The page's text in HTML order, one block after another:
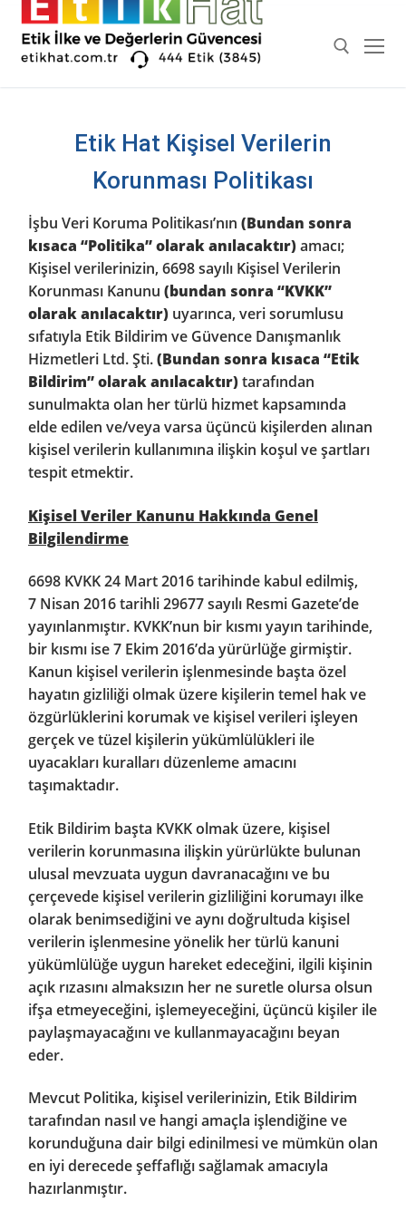
İçeriğe
atla
Etik Hat Kişisel Verilerin
Korunması Politikası
İşbu Veri Koruma Politikası’nın (Bundan sonra
kısaca “Politika” olarak anılacaktır)amacı;
Kişisel verilerinizin, 6698 sayılı Kişisel Verilerin
Korunması Kanunu (bundan sonra “KVKK”
olarak anılacaktır) uyarınca, veri sorumlusu
sıfatıyla Etik Bildirim ve Güvence Danışmanlık
Hizmetleri Ltd. Şti.(Bundan sonra kısaca “Etik
Bildirim” olarak anılacaktır)tarafından
sunulmakta olan her türlü hizmet kapsamında
elde edilen ve/veya varsa üçüncü kişilerden alınan
kişisel verilerin kullanımına ilişkin koşul ve şartları
tespit etmektir.
Kişisel Veriler Kanunu Hakkında Genel
Bilgilendirme
6698 KVKK 24 Mart 2016 tarihinde kabul edilmiş,
7 Nisan 2016 tarihli 29677 sayılı Resmi Gazete’de
yayınlanmıştır. KVKK’nun bir kısmı yayın tarihinde,
bir kısmı ise 7 Ekim 2016’da yürürlüğe girmiştir.
Kanun kişisel verilerin işlenmesinde başta özel
hayatın gizliliği olmak üzere kişilerin temel hak ve
özgürlüklerini korumak ve kişisel verileri işleyen
gerçek ve tüzel kişilerin yükümlülükleri ile
uyacakları kuralları düzenleme amacını
taşımaktadır.
Etik Bildirim başta KVKK olmak üzere, kişisel
verilerin korunmasına ilişkin yürürlükte bulunan
ulusal mevzuata uygun davranacağını ve bu
çerçevede kişisel verilerin gizliliğini korumayı ilke
olarak benimsediğini ve aynı doğrultuda kişisel
verilerin işlenmesine yönelik her türlü kanuni
yükümlülüğe uygun hareket edeceğini, ilgili kişinin
açık rızasını almaksızın her ne suretle olursa olsun
ifşa etmeyeceğini, işlemeyeceğini, üçüncü kişiler ile
paylaşmayacağını ve kullanmayacağını beyan
eder.
Mevcut Politika, kişisel verilerinizin, Etik Bildirim
tarafından nasıl ve hangi amaçla işlendiğine ve
korunduğuna dair bilgi edinilmesi ve mümkün olan
en iyi derecede şeffaflığı sağlamak amacıyla
hazırlanmıştır.